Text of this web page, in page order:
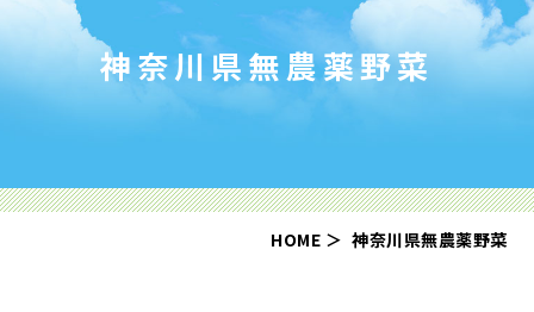
神奈川県無農薬野菜
HOME 神奈川県無農薬野菜